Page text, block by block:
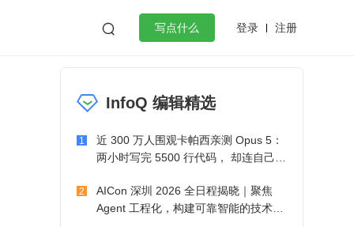
 写点什么 登录 注册
微服务架构 flutter
InfoQ 编辑精选
1
近 300 万人围观卡帕西亲测 Opus 5：
两小时写完 5500 行代码， 却连自己写
2
AICon 深圳 2026 全日程揭晓｜聚焦
Agent 工程化，构建可靠智能的技术路